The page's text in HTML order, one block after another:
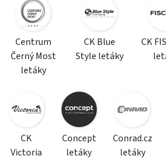
Centrum
Černý Most
letáky
CK Blue
Style letáky
CK
CK
Victoria
Concept
letáky
Conrad.cz
letáky